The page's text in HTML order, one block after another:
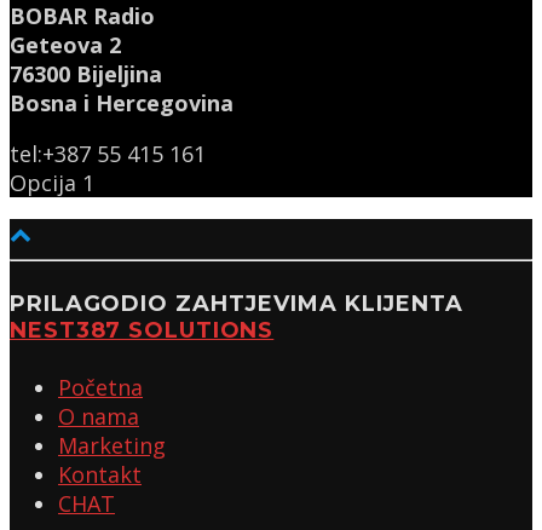
BOBAR Radio
Geteova 2
76300 Bijeljina
Bosna i Hercegovina
tel:+387 55 415 161
Opcija 1
PRILAGODIO ZAHTJEVIMA KLIJENTA
NEST387 SOLUTIONS
Početna
O nama
Marketing
Kontakt
CHAT